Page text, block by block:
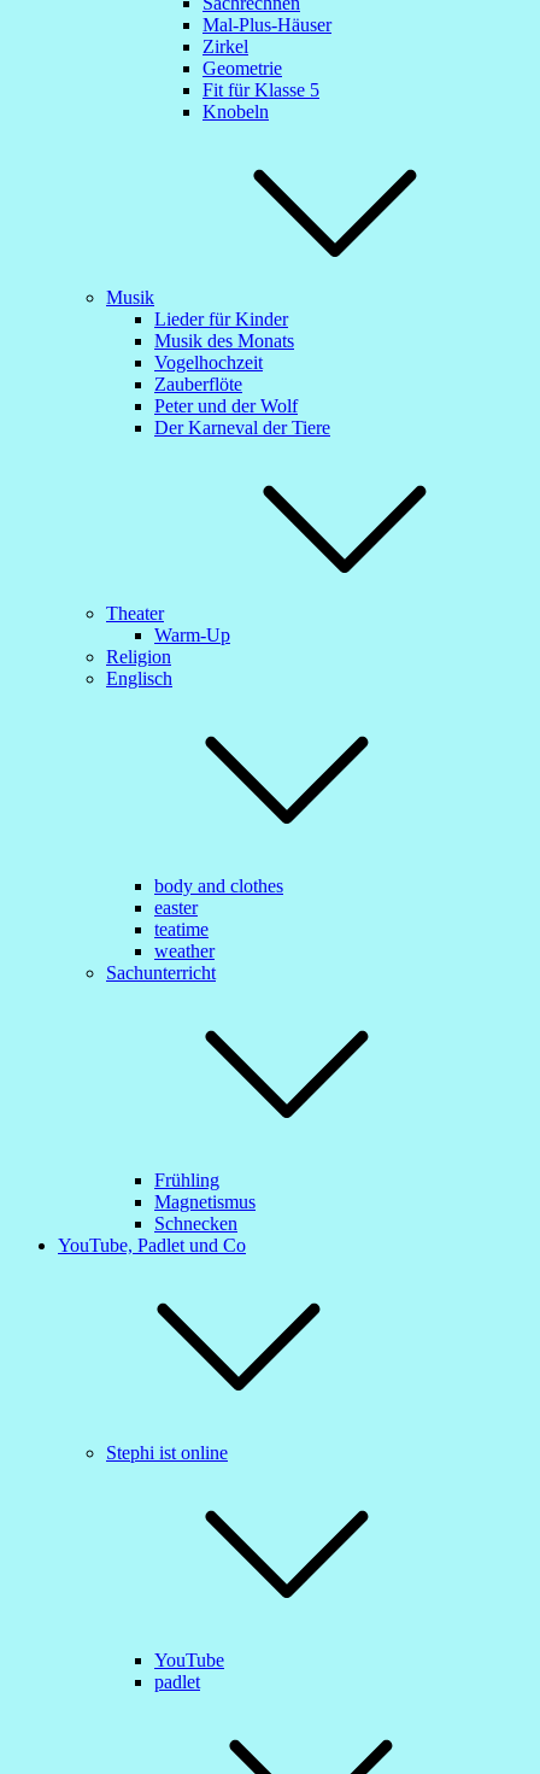
Mal-Plus-Häuser
Zirkel
Geometrie
Fit für Klasse 5
Knobeln
Musik
Lieder für Kinder
Musik des Monats
Vogelhochzeit
Zauberflöte
Peter und der Wolf
Der Karneval der Tiere
Theater
Warm-Up
Religion
Englisch
body and clothes
easter
teatime
weather
Sachunterricht
Frühling
Magnetismus
Schnecken
YouTube, Padlet und Co
Stephi ist online
YouTube
padlet